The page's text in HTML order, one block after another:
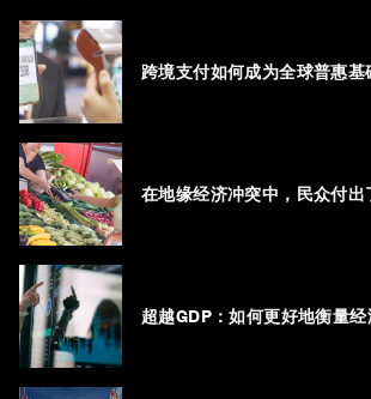
跨境支付如何成为全球普惠基
在地缘经济冲突中，民众付出
超越GDP：如何更好地衡量经